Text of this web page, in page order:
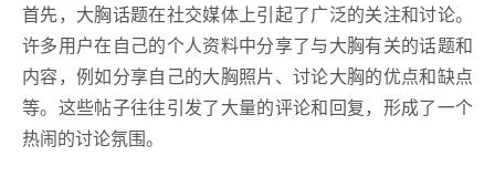
首先，大胸话题在社交媒体上引起了广泛的关注和讨论。
许多用户在自己的个人资料中分享了与大胸有关的话题和
内容，例如分享自己的大胸照片、讨论大胸的优点和缺点
等。这些帖子往往引发了大量的评论和回复，形成了一个
热闹的讨论氛围。